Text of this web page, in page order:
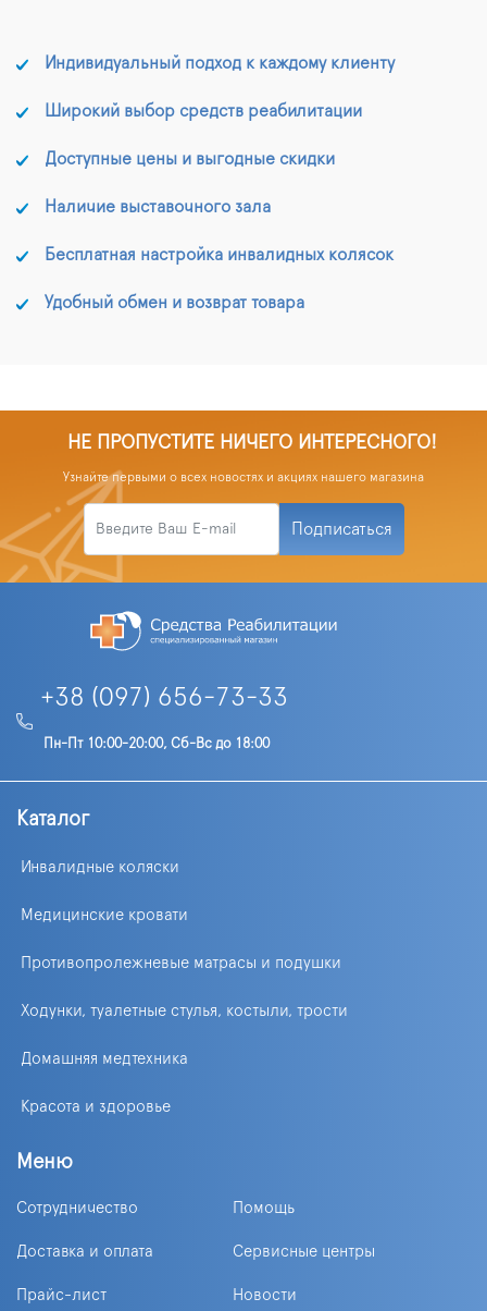
Индивидуальный подход к каждому клиенту
Широкий выбор средств реабилитации
Доступные цены и выгодные скидки
Наличие выставочного зала
Бесплатная настройка инвалидных колясок
Удобный обмен и возврат товара
НЕ ПРОПУСТИТЕ НИЧЕГО ИНТЕРЕСНОГО!
Узнайте первыми о всех новостях и акциях нашего магазина
Подписаться
+38 (097) 656-73-33
Пн-Пт 10:00-20:00, Сб-Вс до 18:00
Каталог
Инвалидные коляски
Медицинские кровати
Противопролежневые матрасы и подушки
Ходунки, туалетные стулья, костыли, трости
Домашняя медтехника
Красота и здоровье
Меню
Сотрудничество Помощь
Доставка и оплата Сервисные центры
Прайс-лист Новости